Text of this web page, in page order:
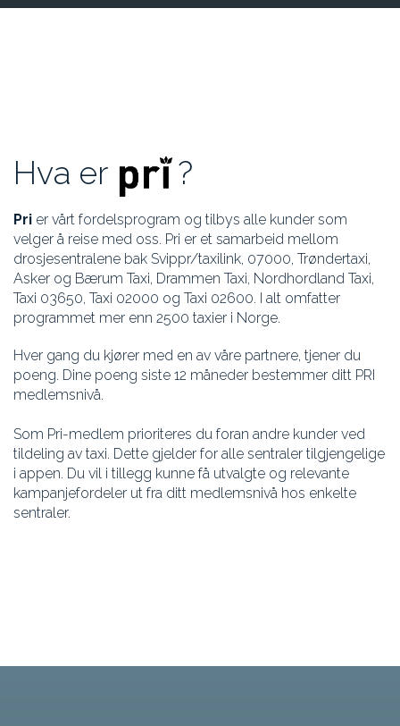
Hva er ?
Pri er vårt fordelsprogram og tilbys alle kunder som
velger å reise med oss. Pri er et samarbeid mellom
drosjesentralene bak Svippr/taxilink, 07000, Trøndertaxi,
Asker og Bærum Taxi, Drammen Taxi, Nordhordland Taxi,
Taxi 03650, Taxi 02000 og Taxi 02600. I alt omfatter
programmet mer enn 2500 taxier i Norge.
Hver gang du kjører med en av våre partnere, tjener du
poeng. Dine poeng siste 12 måneder bestemmer ditt PRI
medlemsnivå.
Som Pri-medlem prioriteres du foran andre kunder ved
tildeling av taxi. Dette gjelder for alle sentraler tilgjengelige
i appen. Du vil i tillegg kunne få utvalgte og relevante
kampanjefordeler ut fra ditt medlemsnivå hos enkelte
sentraler.